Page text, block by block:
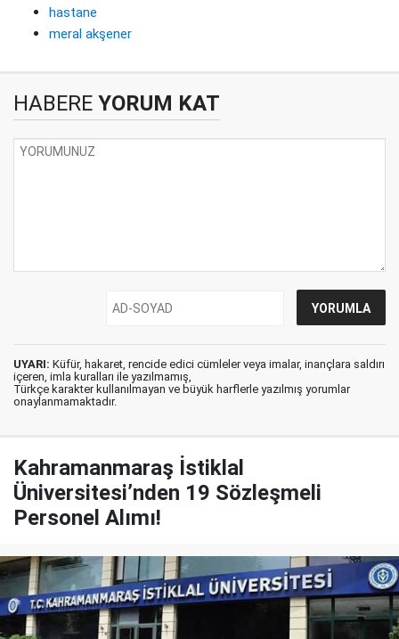
hastane
meral akşener
HABERE YORUM KAT
UYARI: Küfür, hakaret, rencide edici cümleler veya imalar, inançlara saldırı
içeren, imla kuralları ile yazılmamış,
Türkçe karakter kullanılmayan ve büyük harflerle yazılmış yorumlar
onaylanmamaktadır.
Kahramanmaraş İstiklal
Üniversitesi’nden 19 Sözleşmeli
Personel Alımı!